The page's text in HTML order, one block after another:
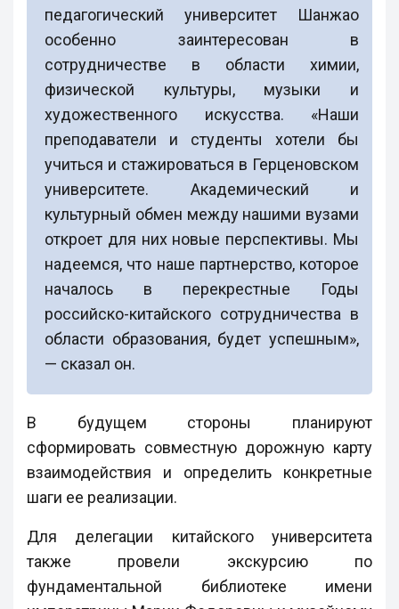
педагогический университет Шанжао
особенно заинтересован в
сотрудничестве в области химии,
физической культуры, музыки и
художественного искусства. «Наши
преподаватели и студенты хотели бы
учиться и стажироваться в Герценовском
университете. Академический и
культурный обмен между нашими вузами
откроет для них новые перспективы. Мы
надеемся, что наше партнерство, которое
началось в перекрестные Годы
российско-китайского сотрудничества в
области образования, будет успешным»,
— сказал он.
В будущем стороны планируют
сформировать совместную дорожную карту
взаимодействия и определить конкретные
шаги ее реализации.
Для делегации китайского университета
также провели экскурсию по
фундаментальной библиотеке имени